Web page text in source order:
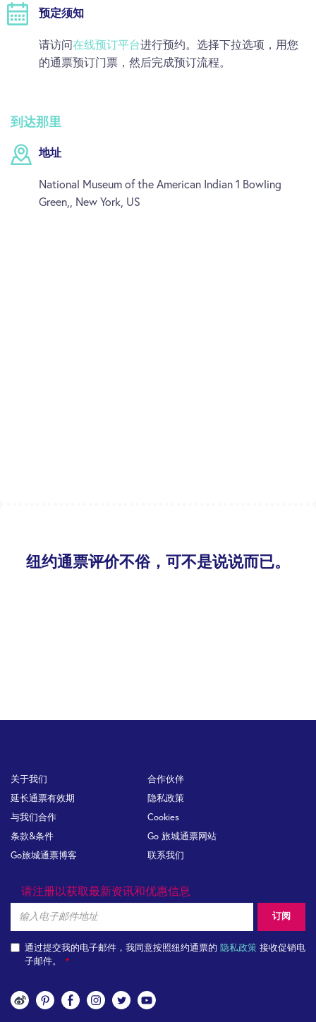
预定须知
请访问在线预订平台进行预约。选择下拉选项，用您
的通票预订门票，然后完成预订流程。
到达那里
地址
National Museum of the American Indian 1 Bowling
Green,, New York, US
纽约通票评价不俗，可不是说说而已。
关于我们 合作伙伴
延长通票有效期 隐私政策
与我们合作 Cookies
条款&条件 Go 旅城通票网站
Go旅城通票博客 联系我们
请注册以获取最新资讯和优惠信息
订阅
通过提交我的电子邮件，我同意按照纽约通票的 隐私政策 接收促销电
子邮件。
关